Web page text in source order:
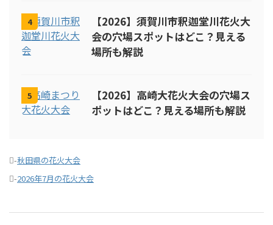
4
【2026】須賀川市釈迦堂川花火大
会の穴場スポットはどこ？見える
場所も解説
5
【2026】高崎大花火大会の穴場ス
ポットはどこ？見える場所も解説
-秋田県の花火大会
-2026年7月の花火大会